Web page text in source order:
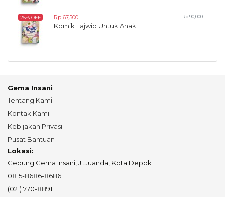
25% OFF Rp 67,500 Rp 90,000
Komik Tajwid Untuk Anak
Gema Insani
Tentang Kami
Kontak Kami
Kebijakan Privasi
Pusat Bantuan
Lokasi:
Gedung Gema Insani, Jl.Juanda, Kota Depok
0815-8686-8686
(021) 770-8891